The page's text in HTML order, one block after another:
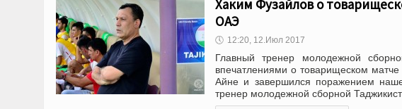
Хаким Фузайлов о
ОАЭ
🕔 12:20, 12.Июл 2017
Главный тренер молодежной
впечатлениями о товарищеском
Айне и завершился поражением
тренер молодежной сборной